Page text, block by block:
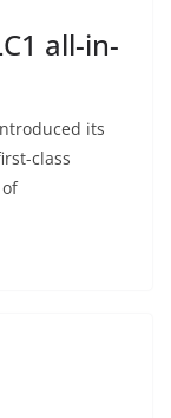
all-in-
its
class